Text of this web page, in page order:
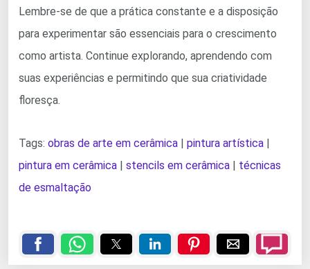
Lembre-se de que a prática constante e a disposição
para experimentar são essenciais para o crescimento
como artista. Continue explorando, aprendendo com
suas experiências e permitindo que sua criatividade
floresça.
Tags: obras de arte em cerâmica pintura artística
pintura em cerâmica
stencils em cerâmica
técnicas
de esmaltação